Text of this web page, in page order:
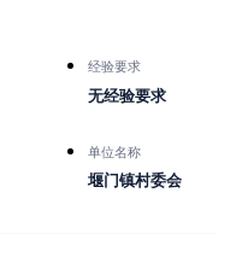
经验要求
无经验要求
单位名称
堰门镇村委会